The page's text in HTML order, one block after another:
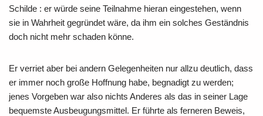
Schilde : er würde seine Teilnahme hieran eingestehen, wenn
sie in Wahrheit gegründet wäre, da ihm ein solches Geständnis
doch nicht mehr schaden könne.
Er verriet aber bei andern Gelegenheiten nur allzu deutlich, dass
er immer noch große Hoffnung habe, begnadigt zu werden;
jenes Vorgeben war also nichts Anderes als das in seiner Lage
bequemste Ausbeugungsmittel. Er führte als ferneren Beweis,